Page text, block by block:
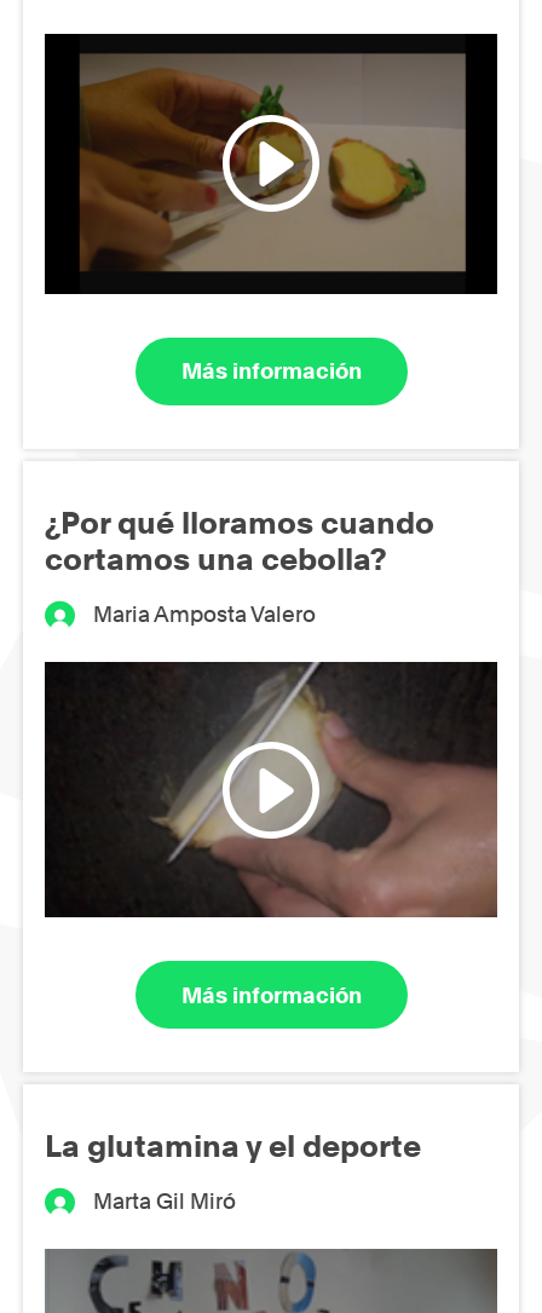
Más información
¿Por qué lloramos cuando
cortamos una cebolla?
Maria Amposta Valero
Más información
La glutamina y el deporte
Marta Gil Miró